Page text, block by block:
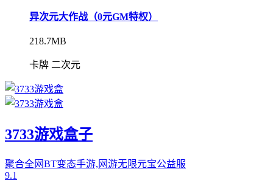
异次元大作战（0元GM特权）
218.7MB
卡牌 二次元
3733游戏盒子
聚合全网BT变态手游,网游无限元宝公益服
9.1